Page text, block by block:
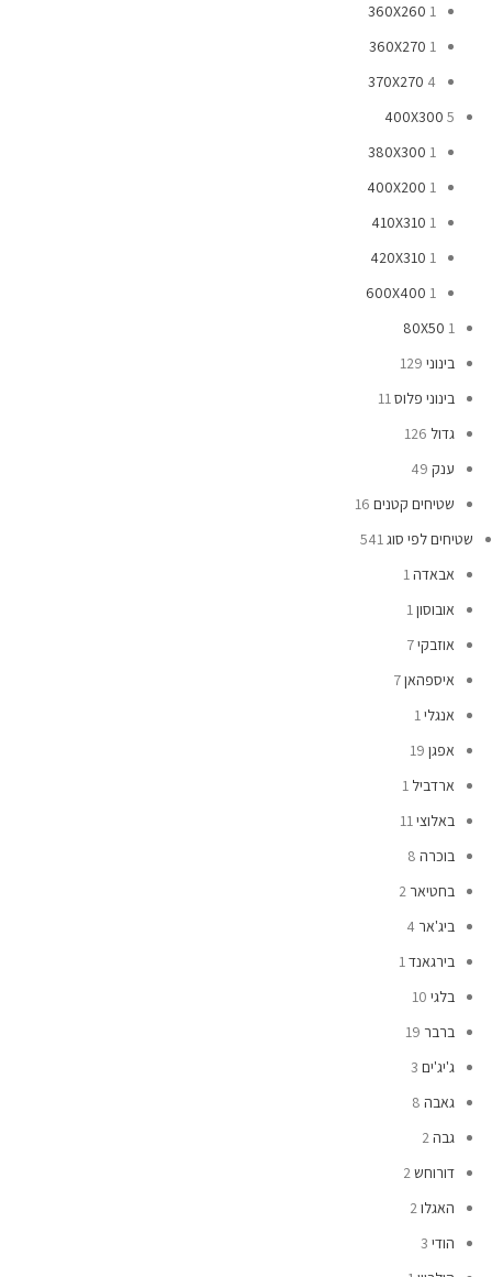
360X260 1
360X270 1
370X270 4
400X300 5
380X300 1
400X200 1
410X310 1
420X310 1
600X400 1
80X50 1
בינוני 129
בינוני פלוס11
גדול 126
ענק 49
שטיחים קטנים 16
שטיחים לפי סוג541
אבאדה1
אובוסון1
אוזבקי7
איספהאן7
אנגלי1
אפגן 19
ארדביל 1
באלוצי11
בוכרה 8
בחטיאר 2
ביג'אר 4
בירגאנד1
בלגי 10
ברבר 19
ג'יג'ים 3
גאבה 8
גבה2
דורוחש2
האגלו2
הודי 3